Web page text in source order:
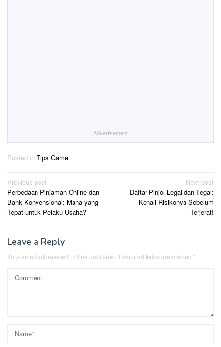
Advertisement
Posted in Tips Game
Post
navigation
Previous post
Perbedaan Pinjaman Online dan
Bank Konvensional: Mana yang
Tepat untuk Pelaku Usaha?
Next post
Daftar Pinjol Legal dan Ilegal:
Kenali Risikonya Sebelum
Terjerat!
Leave a Reply
Your email address will not be published. Required fields are marked *